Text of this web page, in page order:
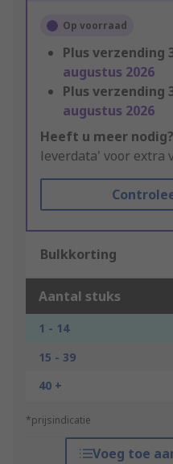
Op voorraad
Plus verzending
augustus 2026
Plus verzending
augustus 2026
Heeft u meer nodig?
leverdata' voor extra
Bulkkorting
Aantal stuks
1 - 14
15 - 39
40 +
*prijsindicatie
Voeg toe